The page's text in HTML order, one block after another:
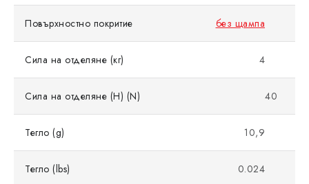
Повърхностно покритие без щампа
Сила на отделяне (кг) 4
Сила на отделяне (Н) (N) 40
Тегло (g) 10,9
Тегло (lbs) 0.024